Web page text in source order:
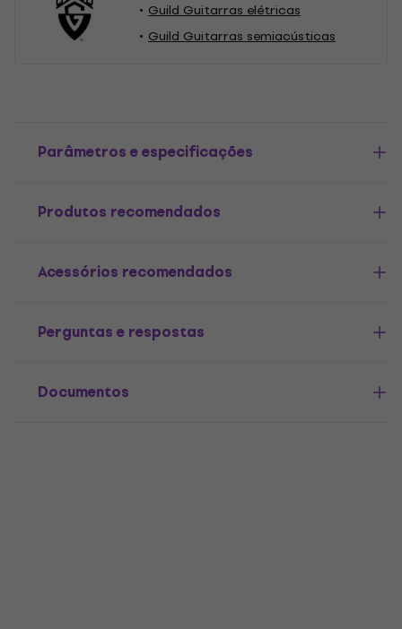
Guild Guitarras elétricas
Guild Guitarras semiacústicas
Parâmetros e especificações
Produtos recomendados
Acessórios recomendados
Perguntas e respostas
Documentos